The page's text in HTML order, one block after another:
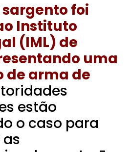
foi
Instituto
(IML) de
uma
de arma de
estão
o caso para